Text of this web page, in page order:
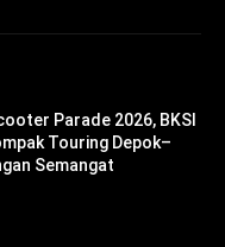
Parade 2026, BKSI
Touring Depok–
Semangat